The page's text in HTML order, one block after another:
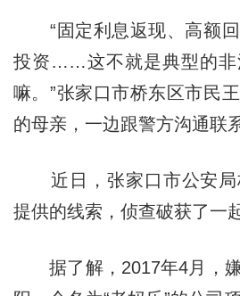
“固定利息返现、高额回
投资……这不就是典型的非
嘛。”张家口市桥东区市民
的母亲，一边跟警方沟通联系
近日，张家口市公安局
提供的线索，侦查破获了一
据了解，2017年4月，嫌